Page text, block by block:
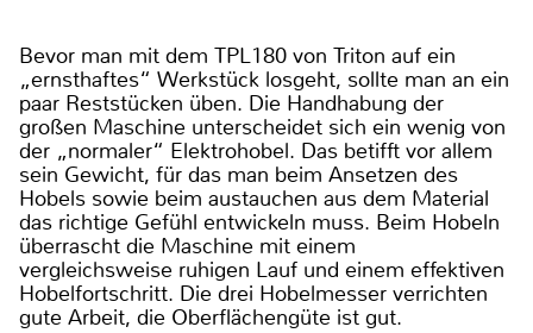
Bevor man mit dem TPL180 von Triton auf ein
„ernsthaftes“ Werkstück losgeht, sollte man an ein
paar Reststücken üben. Die Handhabung der
großen Maschine unterscheidet sich ein wenig von
der „normaler“ Elektrohobel. Das betifft vor allem
sein Gewicht, für das man beim Ansetzen des
Hobels sowie beim austauchen aus dem Material
das richtige Gefühl entwickeln muss. Beim Hobeln
überrascht die Maschine mit einem
vergleichsweise ruhigen Lauf und einem effektiven
Hobelfortschritt. Die drei Hobelmesser verrichten
gute Arbeit, die Oberflächengüte ist gut.